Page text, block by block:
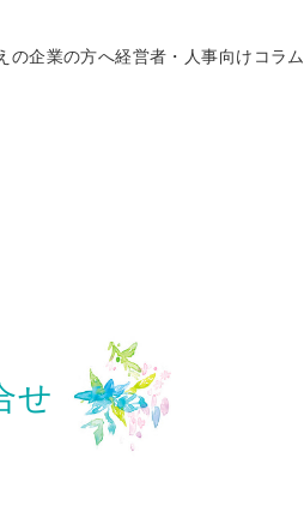
の企業の方へ経営者・人事向けコラム
せ